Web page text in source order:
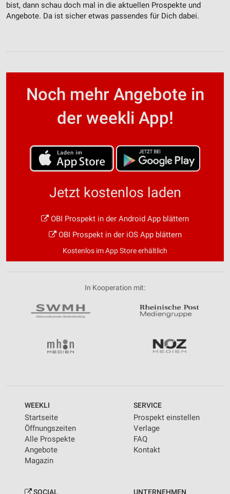
bist, dann schau doch mal in die aktuellen Prospekte und
Angebote. Da ist sicher etwas passendes für Dich dabei.
Noch mehr Angebote in
der weekli App!
Jetzt kostenlos laden
OBI Prospekt in der Android App blättern
OBI Prospekt in der iOS App blättern
Kostenlos im App Store erhältlich
In Kooperation mit:
WEEKLI
Startseite
Öffnungszeiten
Alle Prospekte
Angebote
Magazin
SERVICE
Prospekt einstellen
Verlage
FAQ
Kontakt
SOCIAL UNTERNEHMEN